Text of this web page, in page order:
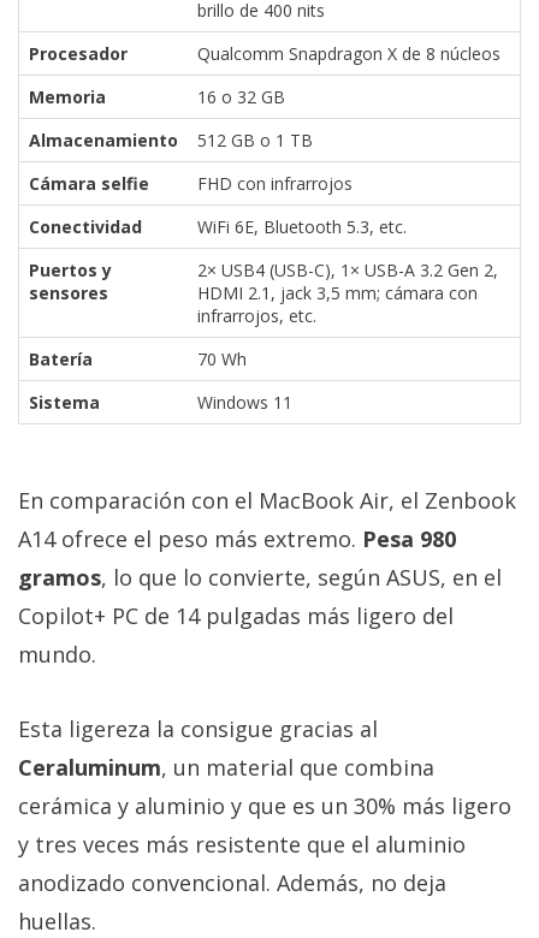
brillo de 400 nits
Procesador
Qualcomm Snapdragon X de 8 núcleos
Memoria
16 o 32 GB
Almacenamiento
512 GB o 1 TB
Cámara selfie
FHD con infrarrojos
Conectividad
WiFi 6E, Bluetooth 5.3, etc.
Puertos y
sensores
2× USB4 (USB-C), 1× USB-A 3.2 Gen 2,
HDMI 2.1, jack 3,5 mm; cámara con
infrarrojos, etc.
Batería
70 Wh
Sistema
Windows 11
En comparación con el MacBook Air, el Zenbook
A14 ofrece el peso más extremo. Pesa 980
gramos, lo que lo convierte, según ASUS, en el
Copilot+ PC de 14 pulgadas más ligero del
mundo.
Esta ligereza la consigue gracias al
Ceraluminum, un material que combina
cerámica y aluminio y que es un 30% más ligero
y tres veces más resistente que el aluminio
anodizado convencional. Además, no deja
huellas.